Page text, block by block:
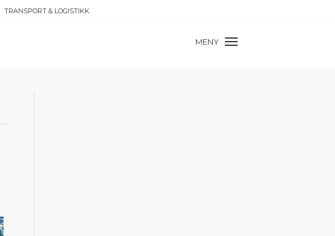
TRANSPORT & LOGISTIKK
MENY